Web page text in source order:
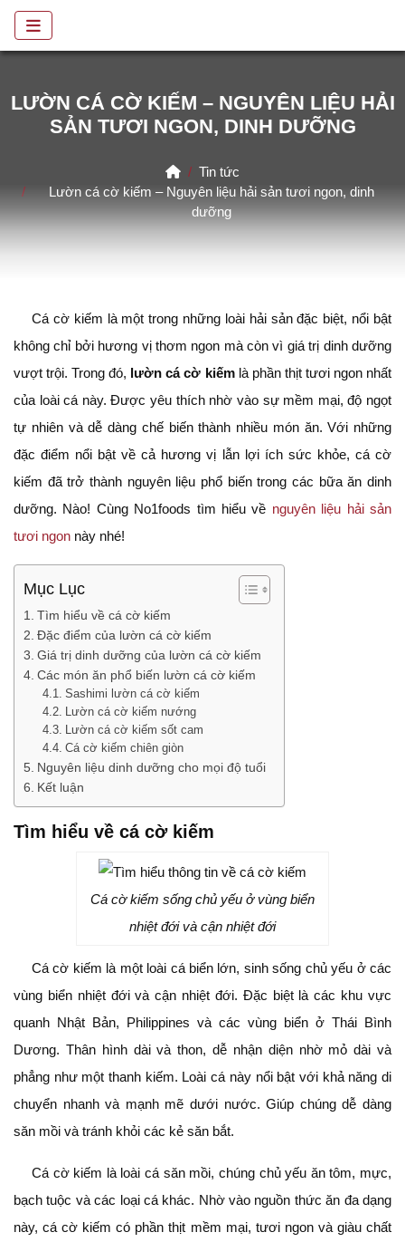
LƯỜN CÁ CỜ KIẾM – NGUYÊN LIỆU HẢI
SẢN TƯƠI NGON, DINH DƯỠNG
HomeTin tức
Lườn cá cờ kiếm – Nguyên liệu hải sản tươi ngon, dinh
dưỡng
Cá cờ kiếm là một trong những loài hải sản đặc biệt, nổi bật
không chỉ bởi hương vị thơm ngon mà còn vì giá trị dinh dưỡng
vượt trội. Trong đó, lườn cá cờ kiếmlà phần thịt tươi ngon nhất
của loài cá này. Được yêu thích nhờ vào sự mềm mại, độ ngọt
tự nhiên và dễ dàng chế biến thành nhiều món ăn. Với những
đặc điểm nổi bật về cả hương vị lẫn lợi ích sức khỏe, cá cờ
kiếm đã trở thành nguyên liệu phổ biến trong các bữa ăn dinh
dưỡng. Nào! Cùng No1foods tìm hiểu về nguyên liệu hải sản
tươi ngon này nhé!
Mục Lục
Tìm hiểu về cá cờ kiếm
Đặc điểm của lườn cá cờ kiếm
Giá trị dinh dưỡng của lườn cá cờ kiếm
Các món ăn phổ biến lườn cá cờ kiếm
Sashimi lườn cá cờ kiếm
Lườn cá cờ kiếm nướng
Lườn cá cờ kiếm sốt cam
Cá cờ kiếm chiên giòn
Nguyên liệu dinh dưỡng cho mọi độ tuổi
Kết luận
Tìm hiểu về cá cờ kiếm
Cá cờ kiếm sống chủ yếu ở vùng biển
nhiệt đới và cận nhiệt đới
Cá cờ kiếm là một loài cá biển lớn, sinh sống chủ yếu ở các
vùng biển nhiệt đới và cận nhiệt đới. Đặc biệt là các khu vực
quanh Nhật Bản, Philippines và các vùng biển ở Thái Bình
Dương. Thân hình dài và thon, dễ nhận diện nhờ mỏ dài và
phẳng như một thanh kiếm. Loài cá này nổi bật với khả năng di
chuyển nhanh và mạnh mẽ dưới nước. Giúp chúng dễ dàng
săn mồi và tránh khỏi các kẻ săn bắt.
Cá cờ kiếm là loài cá săn mồi, chúng chủ yếu ăn tôm, mực,
bạch tuộc và các loại cá khác. Nhờ vào nguồn thức ăn đa dạng
này, cá cờ kiếm có phần thịt mềm mại, tươi ngon và giàu chất